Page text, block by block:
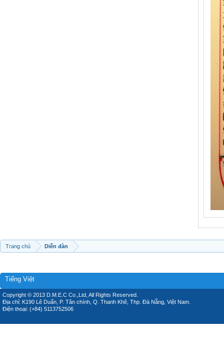
Trang chủ Diễn đàn
Tiếng Việt
Copyright © 2013 D.M.E.C Co.,Ltd, All Rights Reserved.
Địa chỉ: K190 Lê Duẩn, P. Tân chính, Q. Thanh Khê, Thp. Đà Nẵng, Việt Nam.
Điện thoại: (+84) 5113752506